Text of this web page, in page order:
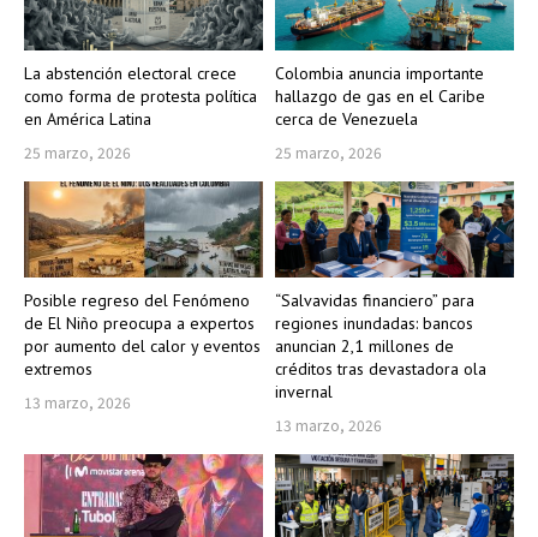
La abstención electoral crece
como forma de protesta política
en América Latina
25 marzo, 2026
Colombia anuncia importante
hallazgo de gas en el Caribe
cerca de Venezuela
25 marzo, 2026
Posible regreso del Fenómeno
de El Niño preocupa a expertos
por aumento del calor y eventos
extremos
13 marzo, 2026
“Salvavidas financiero” para
regiones inundadas: bancos
anuncian 2,1 millones de
créditos tras devastadora ola
invernal
13 marzo, 2026